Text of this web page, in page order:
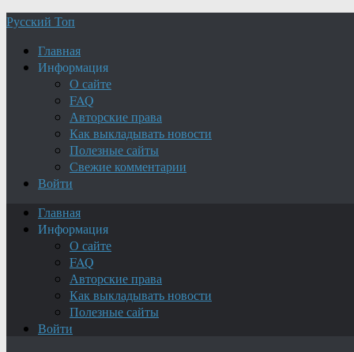
Русский Топ
Главная
Информация
О сайте
FAQ
Авторские права
Как выкладывать новости
Полезные сайты
Свежие комментарии
Войти
Главная
Информация
О сайте
FAQ
Авторские права
Как выкладывать новости
Полезные сайты
Войти